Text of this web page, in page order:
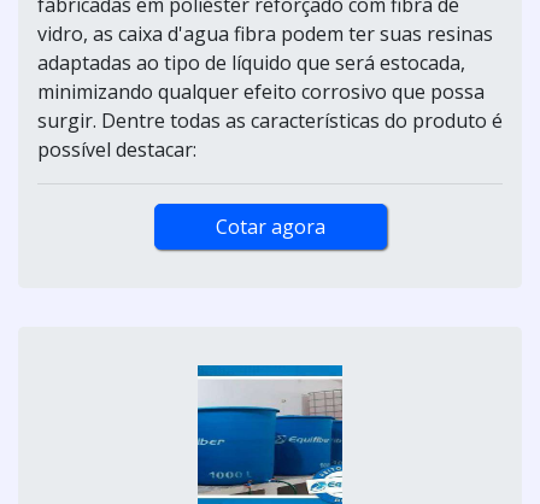
vidro, as caixa d'agua fibra podem ter suas resinas
adaptadas ao tipo de líquido que será estocada,
minimizando qualquer efeito corrosivo que possa
surgir. Dentre todas as características do produto é
possível destacar:
Cotar agora